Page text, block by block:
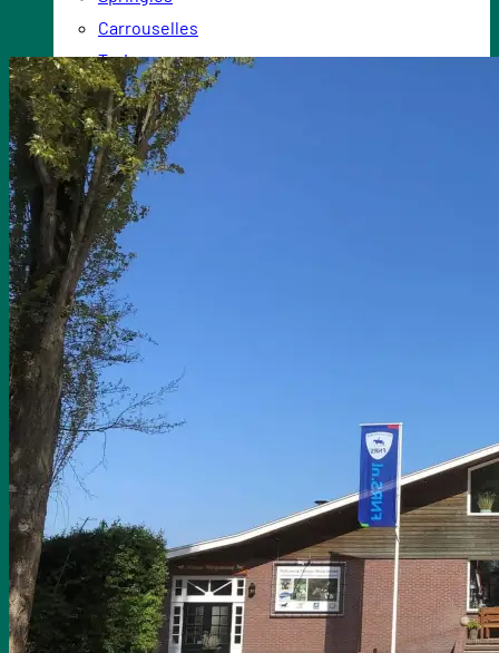
Carrouselles
Tarieven
Over ons
Welkom op Manege Morgenstond
Onze medewerkers
Onze paarden
Fokkerij
Onze fokkerij
Jaargang 2024
Lease
Feestjes
Nieuws
Contact
Inloggen